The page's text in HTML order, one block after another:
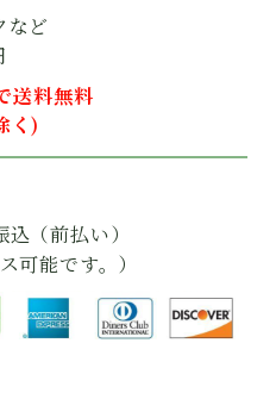
など
送料無料
く)
（前払い）
可能です。）